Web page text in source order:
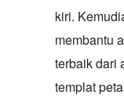
kiri.
membantu
terbaik dari
templat